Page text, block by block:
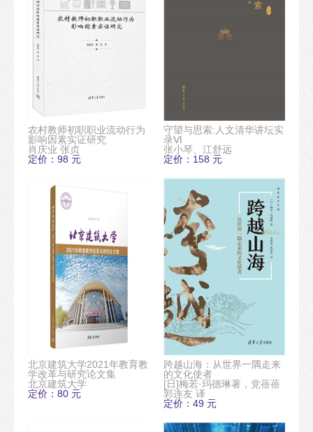
农村教师初职职业流动行为
影响因素实证研究
肖庆业 张贞
定价：98 元
守望与思索:人文清华讲坛实
录Ⅵ
张小琴、江舒远
定价：158 元
北京建筑大学2021年教育教
学改革与研究论文集
北京建筑大学
定价：80 元
跨越山海：从世界一隅走来
的文化使者
[日]梅若·玛德琳著，党蓓蓓
郭连友 译
定价：49 元